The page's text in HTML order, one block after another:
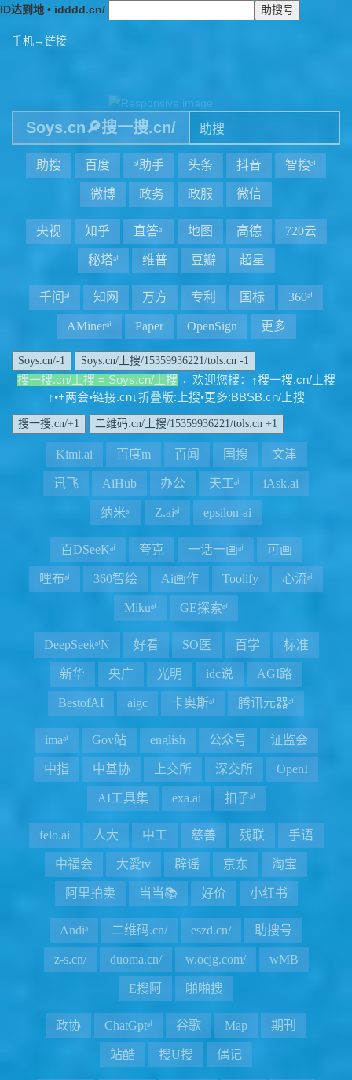
ID达到地 • idddd.cn/
手机→链接
Soys.cn🔎搜一搜.cn/
Soys.cn/上搜/15359936221/tols.cn -1
搜一搜.cn/上搜 = Soys.cn/上搜 ←欢迎您搜：↑搜一搜.cn/上搜
↑•+两会•链接.cn↓折叠版:上搜•更多:BBSB.cn/上搜
二维码.cn/上搜/15359936221/tols.cn +1